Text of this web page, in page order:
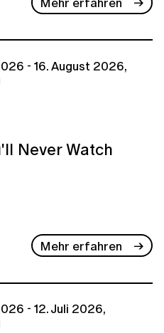
- 16. August 2026,
Never Watch
Mehr erfahren
- 12. Juli 2026,